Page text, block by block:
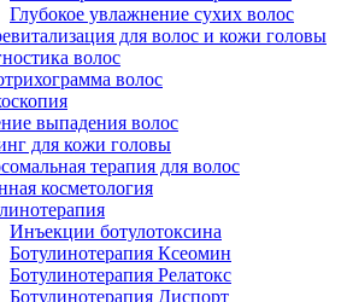
Глубокое увлажнение сухих волос
для волос и кожи головы
волос
волос
выпадения волос
для кожи головы
терапия для волос
косметология
Инъекции ботулотоксина
Ботулинотерапия Ксеомин
Ботулинотерапия Релатокс
Ботулинотерапия Диспорт